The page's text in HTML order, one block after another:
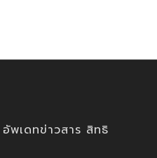
พเดทข่าวสาร สิทธิ